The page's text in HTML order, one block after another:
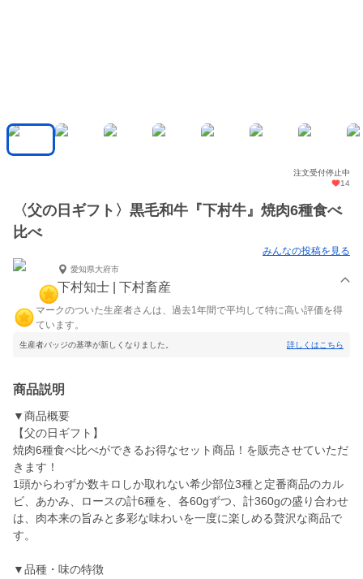
注文受付停止中
14
〈父の日ギフト〉黒毛和牛『下村牛』焼肉6種食べ
比べ
みんなの投稿を見る
愛知県大府市
下村知士 | 下村畜産
マークのついた生産者さんは、過去1年間で平均して特に高い評価を得
ています。
生産者バッジの基準が新しくなりました。 詳しくはこちら
商品説明
▼商品概要
【父の日ギフト】
焼肉6種食べ比べができるお得なセット商品！を販売させていただ
きます！
1頭からわずか数キロしか取れない希少部位3種と定番商品のカル
ビ、あかみ、ロースの計6種を、各60gずつ、計360gの盛り合わせ
は、肉本来の旨みと多彩な味わいを一度に楽しめる贅沢な商品で
す。
▼品種・味の特徴